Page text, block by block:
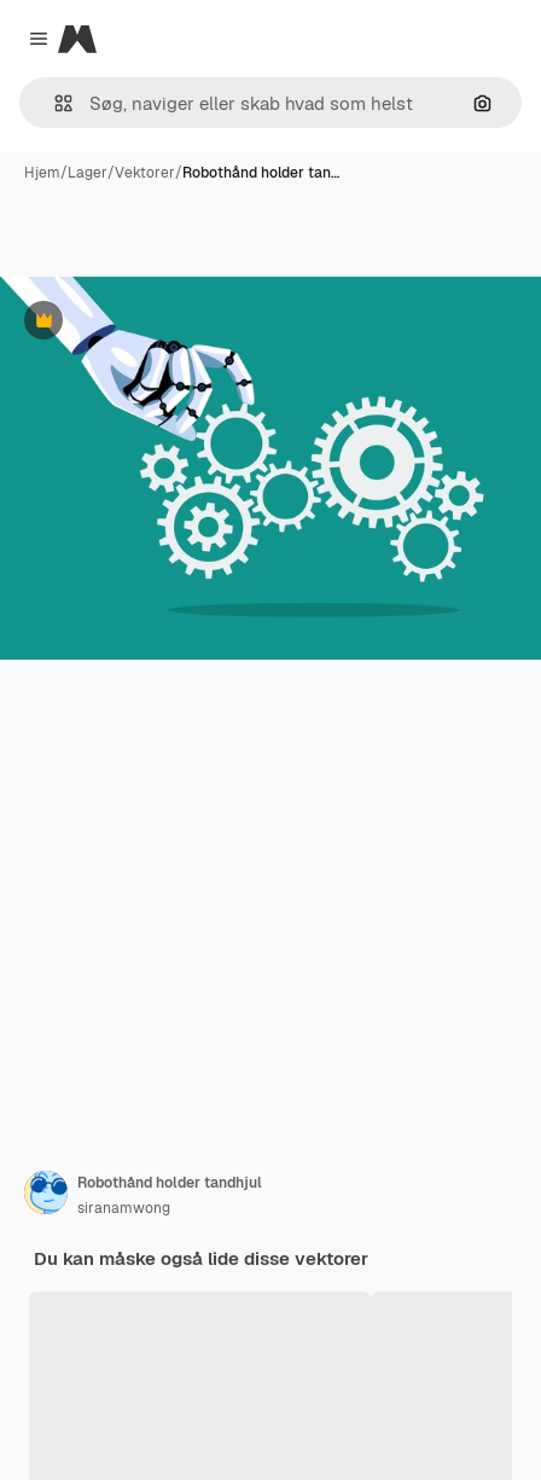
Close menu
Magnific
Søg
Hjem/Lager/Vektorer/Robothånd holder tan…
Præmie
Robothånd holder tandhjul
siranamwong
Du kan måske også lide disse vektorer